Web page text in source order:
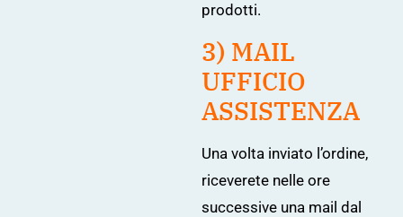
prodotti.
3) MAIL
UFFICIO
ASSISTENZA
Una volta inviato l’ordine,
riceverete nelle ore
successive una mail dal